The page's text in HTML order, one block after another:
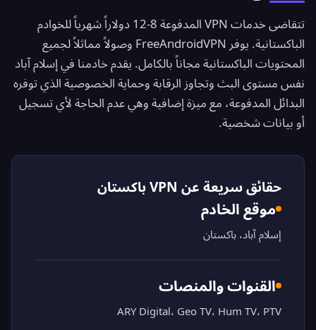
تتقاضى خدمات VPN المدفوعة 8-12 دولاراً شهرياً للخوادم
الباكستانية. يوفر FreeAndroidVPN وصولاً مماثلاً لجميع
المحتويات الباكستانية مجاناً بالكامل. يقدم خادمنا في إسلام آباد
نفس مستوى البث وتجاوز الرقابة وحماية الخصوصية الذي توفره
البدائل المدفوعة، مع ميزة إضافية وهي عدم الحاجة لأي تسجيل
أو بيانات شخصية.
حقائق سريعة عن VPN باكستان
موقع الخادم
إسلام آباد، باكستان
القنوات والمنصات
ARY Digital، Geo TV، Hum TV، PTV